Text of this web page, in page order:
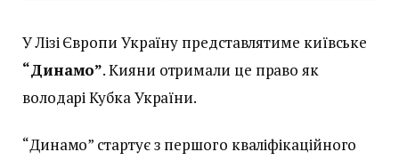
У Лізі Європи Україну представлятиме київське
“Динамо”. Кияни отримали це право як
володарі Кубка України.
“Динамо” стартує з першого кваліфікаційного